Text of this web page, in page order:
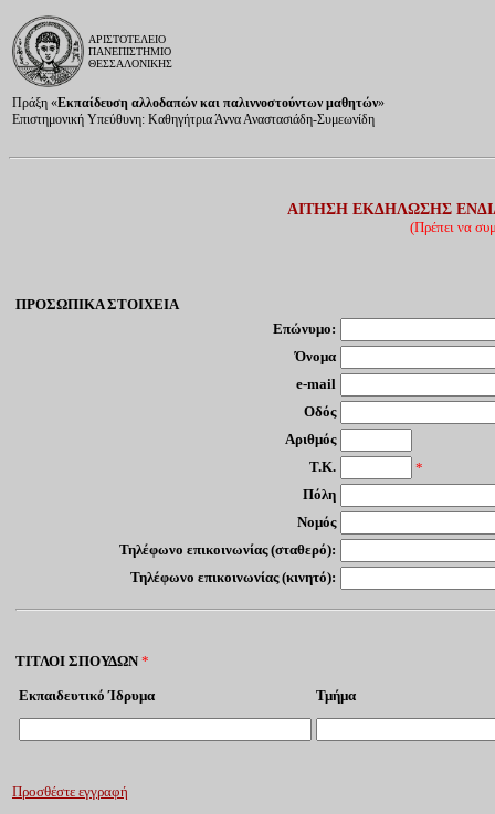
ΑΡΙΣΤΟΤΕΛΕΙΟ
ΠΑΝΕΠΙΣΤΗΜΙΟ
ΘΕΣΣΑΛΟΝΙΚΗΣ
Πράξη «Εκπαίδευση αλλοδαπών και παλιννοστούντων μαθητών»
Επιστημονική Υπεύθυνη: Καθηγήτρια Άννα Αναστασιάδη-Συμεωνίδη
ΑΙΤΗΣΗ ΕΚΔΗΛΩΣΗΣ
(Πρέπει να
ΠΡΟΣΩΠΙΚΑ ΣΤΟΙΧΕΙΑ
Επώνυμο:
Όνομα
e-mail
Οδός
Αριθμός
Τ.Κ.
*
Πόλη
Νομός
Τηλέφωνο επικοινωνίας (σταθερό):
Τηλέφωνο επικοινωνίας (κινητό):
ΤΙΤΛΟΙ ΣΠΟΥΔΩΝ *
Εκπαιδευτικό Ίδρυμα Τμήμα
Προσθέστε εγγραφή